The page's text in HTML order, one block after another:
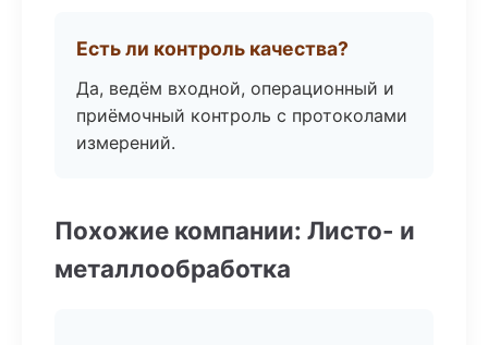
Есть ли контроль качества?
Да, ведём входной, операционный и
приёмочный контроль с протоколами
измерений.
Похожие компании: Листо- и
металлообработка